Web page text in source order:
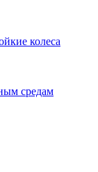
колеса
средам